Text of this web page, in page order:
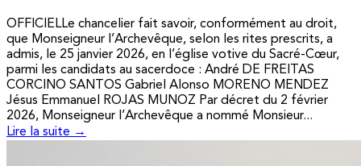
OFFICIELLe chancelier fait savoir, conformément au droit,
que Monseigneur l’Archevêque, selon les rites prescrits, a
admis, le 25 janvier 2026, en l’église votive du Sacré-Cœur,
parmi les candidats au sacerdoce : André DE FREITAS
CORCINO SANTOS Gabriel Alonso MORENO MENDEZ
Jésus Emmanuel ROJAS MUNOZ Par décret du 2 février
2026, Monseigneur l’Archevêque a nommé Monsieur...
Lire la suite →